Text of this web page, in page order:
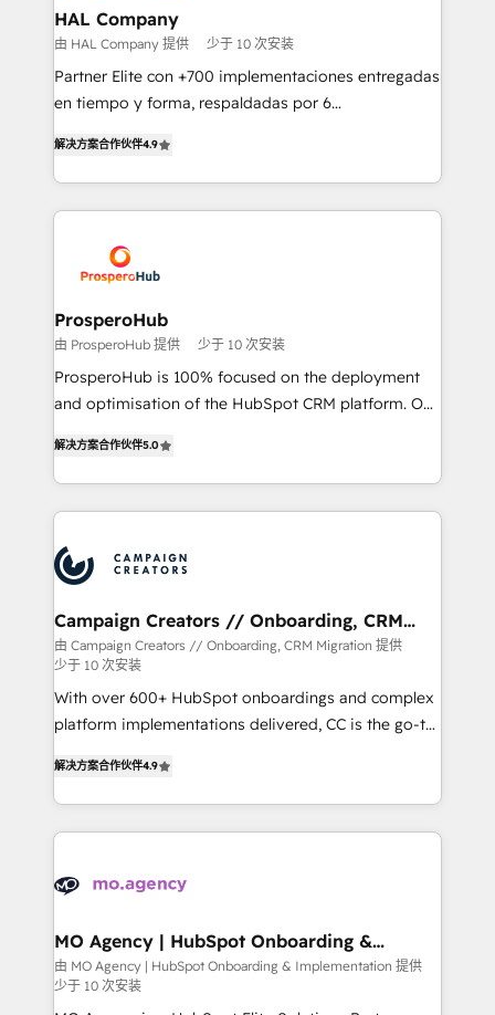
empowering our clients and developing their
autonomy. Get to grips with HubSpot through
guided implementation and seamless integration of
the CRM platform into your digital ecosystem. Would
marketing strategy? We'll provide support tailored
to your needs and sales objectives. With 125+
Accreditations. Based in Canada (coast to coast), our
services are offered in both English & French.
HAL Company
由 HAL Company 提供 少于 10 次安装
Partner Elite con +700 implementaciones entregadas
en tiempo y forma, respaldadas por 6
Certified Trainers avalados por HubSpot Academy.
Acompañamos a las empresas en cada etapa de su
crecimiento integrando estrategia, tecnología y
reales. Nos caracterizamos por combinar excelencia
técnica con una mirada estratégica a largo plazo.
解决方案合作伙伴4.9
ProsperoHub
由 ProsperoHub 提供 少于 10 次安装
ProsperoHub is 100% focused on the deployment
and optimisation of the HubSpot CRM platform. Our
ensure that you achieve maximum adoption and
ROI from your HubSpot investment. Use our
extensive HubSpot, sales, marketing, service and
HubSpot journey, design and implement your
processes and skilfully bring your revenue
infrastructure to life. Our collaborative approach
keeps you in control whilst we plan and support the
route to your revenue goals. We have successfully
supported over 500 organisations with HubSpot
implementation, optimisation, training, and
methodology will ensure that you receive the best
deployment experience possible. Whether you are
new to HubSpot or seeking to turn around a poor
expertise to deliver the solutions you need.
解决方案合作伙伴5.0
Campaign Creators // Onboarding, CRM
Migration
由 Campaign Creators // Onboarding, CRM Migration 提供
少于 10 次安装
With over 600+ HubSpot onboardings and complex
platform implementations delivered, CC is the go-to
migrate, replatform, and scale smarter. We specialize
in high-impact CRM and CMS migrations and
onboarding from platforms like Salesforce, NetSuite,
WordPress and legacy CRMs, turning fragmented
architectures that accelerate revenue operations and
performance. - Multi-object CRM migration, cleanup,
and implementation. - Pre-built and custom
解决方案合作伙伴4.9
MO Agency | HubSpot Onboarding &
Implementation
由 MO Agency | HubSpot Onboarding & Implementation 提供
少于 10 次安装